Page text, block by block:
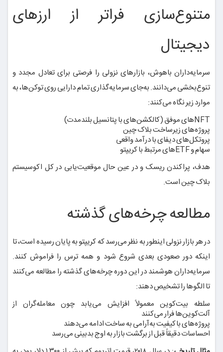
متنوع‌سازی فراتر از ارزهای
دیجیتال
سرمایه‌داران باهوش، بازارهای نزولی را فرصتی برای تعادل مجدد و
تنوع‌بخشی می‌دانند. به‌جای سرمایه‌گذاری تمام دارایی روی توکن‌ها، به
موارد زیر نگاه می‌کنند:
NFTهای موفق (کالکشن‌های با پتانسیل بلندمدت)
پروژه‌های زیرساخت بلاک چین
پروتکل‌های دیفای با درآمد واقعی
سهام و ETFهای مرتبط با کریپتو
هدف، پراکندن ریسک و در عین حال موقعیت‌یابی در کل اکوسیستم
بلاک چین است.
مطالعه چرخه‌های گذشته
در هر بازار نزولی اینطور به نظر می‌رسد که کریپتو به پایان رسیده است، تا
اینکه دور صعودی بعدی شروع شود و همه ترس را فراموش کنند.
سرمایه‌داران هوشمند در این دوره چرخه‌های گذشته را مطالعه می‌کنند
تا الگوها را تشخیص دهند:
سلطه بیت‌کوین معمولاً افزایش می‌یابد چون معامله‌گران از
آلت‌کوین‌ها فرار می‌کنند
پروژه‌های باکیفیت به‌آرامی به ساخت ادامه می‌دهند
احساسات دقیقاً قبل از برگشت بازار به اوج بدبینی می‌رسد